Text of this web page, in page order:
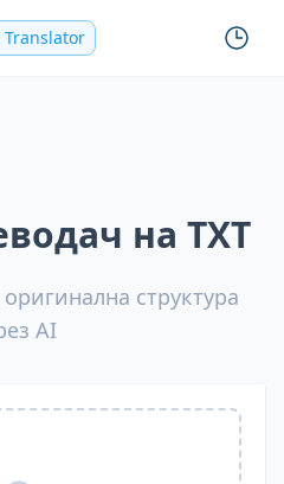
Translator
на TXT
структура
AI